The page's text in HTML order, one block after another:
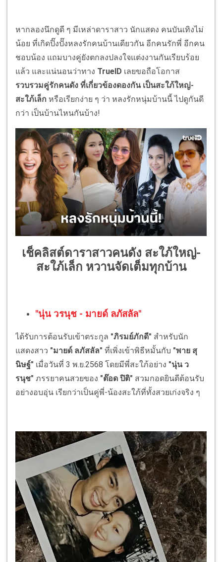
หากลองนึกดูดี ๆ มีเหล่าดาราสาว นักแสดง คนบันเทิงไม่
น้อย ที่เกิดปิ๊งปั๊งหลงรักคนบ้านเดียวกัน อีกคนรักพี่ อีกคน
ชอบน้อง แถมบางคู่ยังตกลงปลงใจแต่งงานกันเรียบร้อย
แล้ว และแน่นอนว่าทาง TrueID เลยขอถือโอกาส
รวบรวมคู่รักคนดัง ที่เกี่ยวข้องดองกัน เป็นสะใภ้ใหญ่-
สะใภ้เล็ก หรือเรียกง่าย ๆ ว่า หลงรักหนุ่มบ้านนี้ ไปดูกันดี
กว่า เป็นบ้านไหนกันบ้าง!
เช็คลิสต์ดาราสาวคนดัง สะใภ้ใหญ่-
สะใภ้เล็ก หวานจัดเต็มทุกบ้าน
"นุ่น วรนุช - มายด์ ลภัสลัล"
ได้รับการต้อนรับเข้าตระกูล "ภิรมย์ภักดี" สำหรับนัก
แสดงสาว "มายด์ ลภัสลัล" ที่เพิ่งเข้าพิธีหมั้นกับ "พาย สุ
นิษฐ์" เมื่อวันที่ 3 พ.ย.2568 โดยมีพี่สะใภ้อย่าง "นุ่น ว
รนุช" ภรรยาคนสวยของ "ต๊อด ปิติ" สวมกอดยินดีต้อนรับ
อย่างอบอุ่น เรียกว่าเป็นคู่พี่-น้องสะใภ้ที่ทั้งสวยเก่งจริง ๆ